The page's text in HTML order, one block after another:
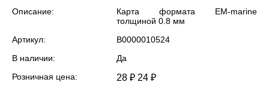
Описание:
Карта формата EM-marine
толщиной 0.8 мм
Артикул:
В0000010524
В наличии:
Да
Розничная цена:
28 ₽ 24 ₽